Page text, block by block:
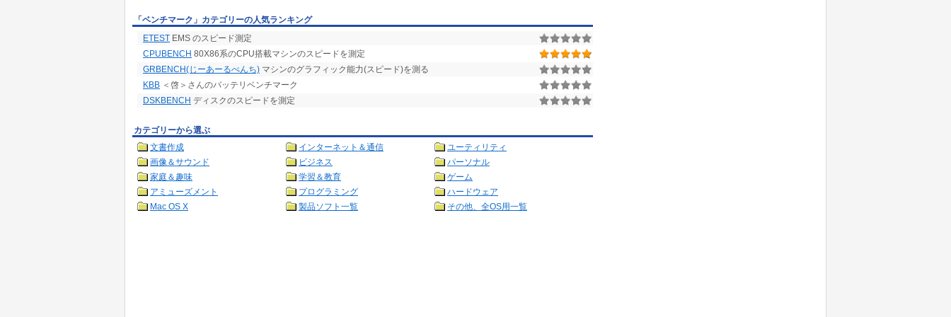
「ベンチマーク」カテゴリーの人気ランキング
ETEST EMS のスピード測定
CPUBENCH 80X86系のCPU搭載マシンのスピードを測定
GRBENCH(じーあーるべんち) マシンのグラフィック能力(スピード)を測る
KBB ＜啓＞さんのバッテリベンチマーク
DSKBENCH ディスクのスピードを測定
カテゴリーから選ぶ
文書作成
インターネット＆通信
ユーティリティ
画像＆サウンド
ビジネス
パーソナル
家庭＆趣味
学習＆教育
ゲーム
アミューズメント
プログラミング
ハードウェア
Mac OS X
製品ソフト一覧 その他、全OS用一覧